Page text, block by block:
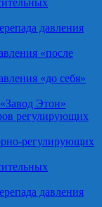
давления
«после
«до себя»
Этон»
регулирующих
регулирующих
давления